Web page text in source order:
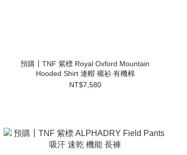
預購┃TNF 紫標 Royal Oxford Mountain
Hooded Shirt 連帽 襯衫 有機棉
NT$7,580